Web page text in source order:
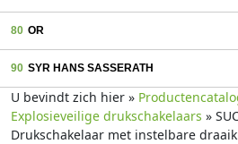
80 OR
90 SYR HANS SASSERATH
U bevindt zich hier »
Explosieveilige drukschakelaars »
Drukschakelaar met instelbare